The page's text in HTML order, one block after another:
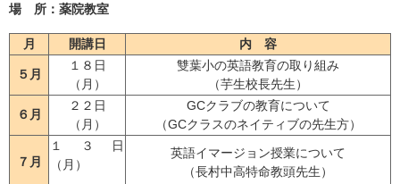
場 所：薬院教室
月 開講日 内 容
５月
１８日
（月）
雙葉小の英語教育の取り組み
（芋生校長先生）
６月
２２日
（月）
GCクラブの教育について
（GCクラスのネイティブの先生方）
７月
１３日
（月）
英語イマージョン授業について
（長村中高特命教頭先生）